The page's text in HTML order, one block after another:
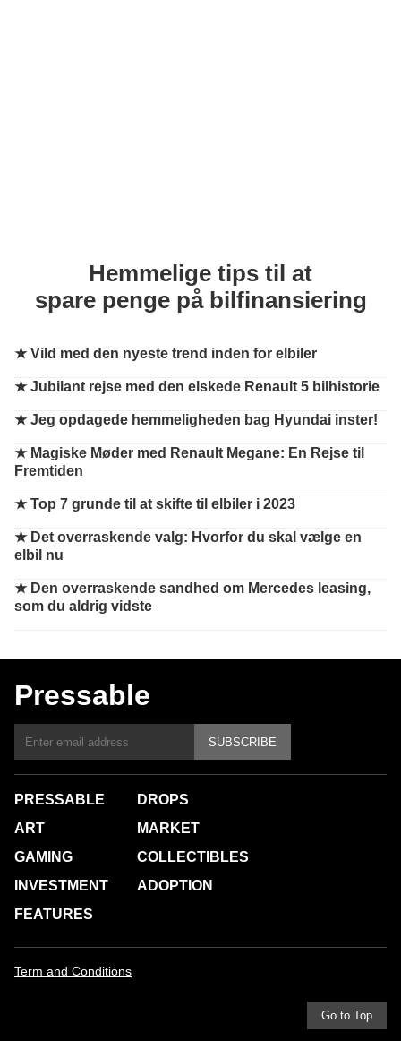
Hemmelige tips til at
spare penge på bilfinansiering
★Vild med den nyeste trend inden for elbiler
★Jubilant rejse med den elskede Renault 5 bilhistorie
★Jeg opdagede hemmeligheden bag Hyundai inster!
★ Magiske Møder med Renault Megane: En Rejse til
Fremtiden
★Top 7 grunde til at skifte til elbiler i 2023
★ Det overraskende valg: Hvorfor du skal vælge en
elbil nu
★ Den overraskende sandhed om Mercedes leasing,
som du aldrig vidste
Pressable
SUBSCRIBE
PRESSABLE
ART
GAMING
INVESTMENT
FEATURES
DROPS
MARKET
COLLECTIBLES
ADOPTION
Term and Conditions
Go to Top